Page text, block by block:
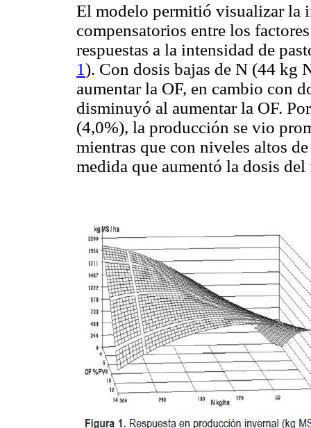
El modelo permitió visualizar la
compensatorios entre los
respuestas a la intensidad de
1). Con dosis bajas de N (44 kg
aumentar la OF, en cambio con
disminuyó al aumentar la OF.
(4,0%), la producción se vio
mientras que con niveles altos
medida que aumentó la dosis